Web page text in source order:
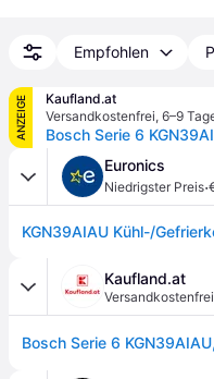
Empfohlen
ANZEIGE
Kaufland.at
Versandkostenfrei, 6–9
Euronics
Niedrigster Preis·
Kaufland.at
Versandkostenfrei